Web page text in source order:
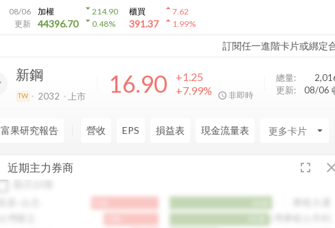
08/06
更新
加權
44396.70
arrow_drop_down214.90
arrow_drop_down0.48%
櫃買
391.37
arrow_drop_up7.62
arrow_drop_up1.99%
訂閱任一進階卡片或綁定
新鋼
TW 2032 上市 16.90
+1.25
+7.99%
非即時
總量:
更新:
08/06
富果研究報告 營收 EPS 損益表 現金流量表 arrow_drop_down
近期主力券商 fullscreen